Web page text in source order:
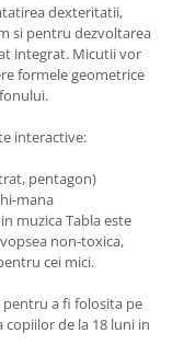
dexteritatii,
si pentru dezvoltarea
integrat. Micutii vor
formele geometrice
interactive:
pentagon)
mana
muzica Tabla este
non-toxica,
cei mici.
pentru a fi folosita pe
copiilor de la 18 luni in